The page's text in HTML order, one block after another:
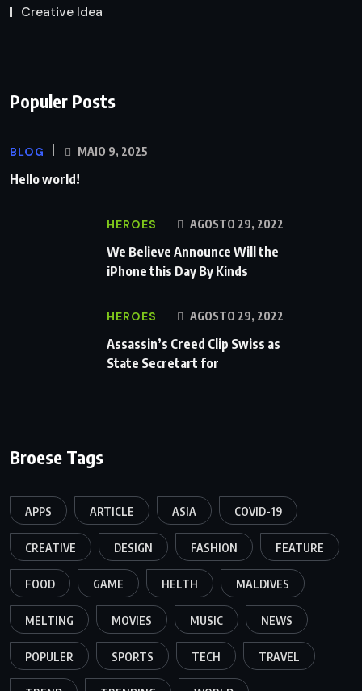
Creative Idea
Populer Posts
BLOG MAIO 9, 2025
Hello world!
HEROES AGOSTO 29, 2022
We Believe Announce Will the
iPhone this Day By Kinds
HEROES AGOSTO 29, 2022
Assassin’s Creed Clip Swiss as
State Secretart for
Broese Tags
APPS ARTICLE ASIA COVID-19
CREATIVE DESIGN FASHION FEATURE
FOOD GAME HELTH MALDIVES
MELTING MOVIES MUSIC NEWS
POPULER SPORTS TECH TRAVEL